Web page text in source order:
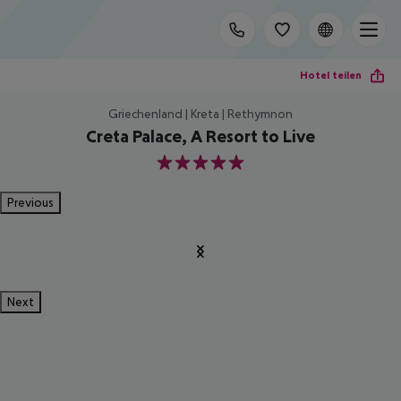
Hotel teilen
Griechenland | Kreta | Rethymnon
Creta Palace, A Resort to Live
5
Previous
Next